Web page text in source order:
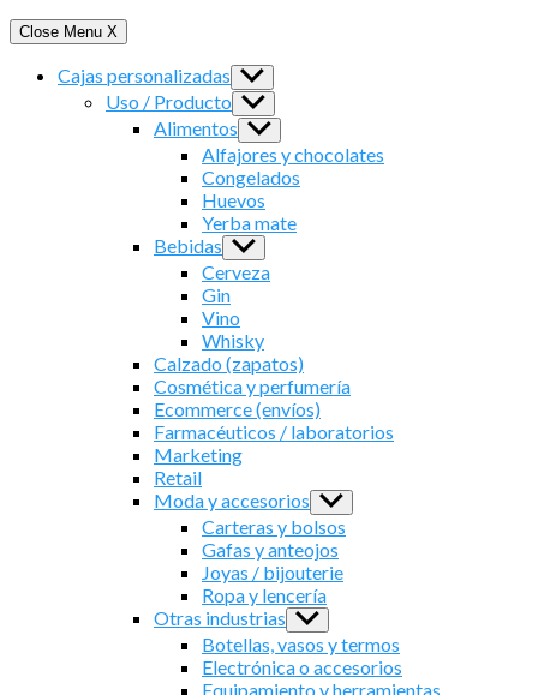
Close Menu X
Cajas personalizadas Show
sub
menu
Uso / Producto Show
sub
menu
Alimentos Show
sub
menu
Alfajores y chocolates
Congelados
Huevos
Yerba mate
Bebidas Show
sub
menu
Cerveza
Gin
Vino
Whisky
Calzado (zapatos)
Cosmética y perfumería
Ecommerce (envíos)
Farmacéuticos / laboratorios
Marketing
Retail
Moda y accesorios Show
sub
menu
Carteras y bolsos
Gafas y anteojos
Joyas / bijouterie
Ropa y lencería
Otras industrias Show
sub
menu
Botellas, vasos y termos
Electrónica o accesorios
Equipamiento y herramientas